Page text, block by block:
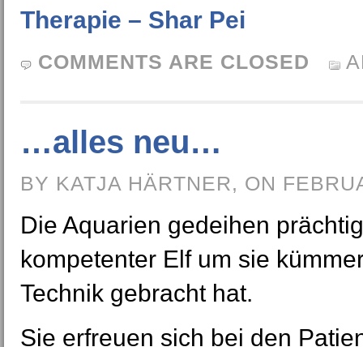
Therapie – Shar Pei
COMMENTS ARE CLOSED
…alles neu…
BY KATJA HÄRTNER, ON
Die Aquarien gedeihen
kompetenter Elf um sie
Technik gebracht hat.
Sie erfreuen sich bei den